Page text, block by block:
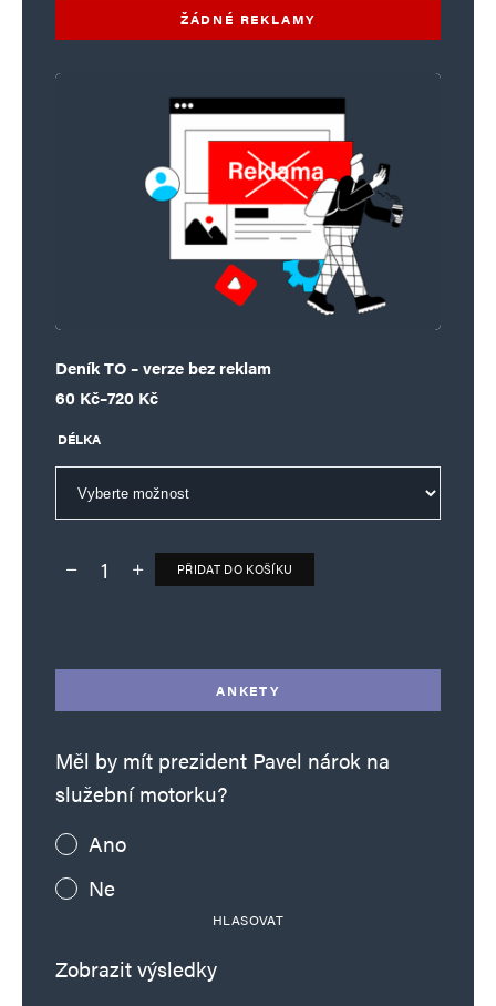
ŽÁDNÉ REKLAMY
Deník TO – verze bez reklam
60 Kč–720 Kč
Rozpětí cen: 60 Kč až 720 Kč
DÉLKA
Deník TO – verze bez reklam množství
PŘIDAT DO KOŠÍKU
ANKETY
Měl by mít prezident Pavel nárok na
služební motorku?
Ano
Ne
HLASOVAT
Zobrazit výsledky